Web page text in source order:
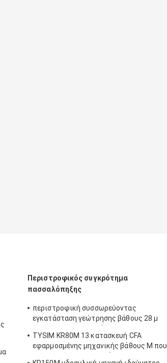
Περιστροφικός συγκρότημα
πασσαλόπηξης
περιστροφική συσσωρεύοντας
εγκατάσταση γεώτρησης βάθους 28 μ
kN.m ταχύτητα περιστροφής 8 - 30
περιστροφών/λεπτό KR80A
TYSIM KR80M 13 κατασκευή CFA
εφαρμοσμένης μηχανικής βάθους Μ που